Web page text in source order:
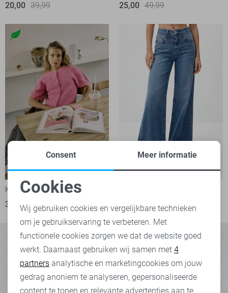
20,00 39,99
25,00 49,99
Kaffe Vest
35,00
69,95
Weyna
40,00
79,95
Noodzakelijke cookies
Personalisatie cookies
Analytische cookies
Marketing cookies
Consent Meer informatie
Cookies
Wij gebruiken cookies en vergelijkbare technieken
om je gebruikservaring te verbeteren. Met
functionele cookies zorgen we dat de website goed
werkt. Daarnaast gebruiken wij samen met 4
partners analytische en marketingcookies om jouw
gedrag anoniem te analyseren, gepersonaliseerde
content te tonen en relevante advertenties aan te